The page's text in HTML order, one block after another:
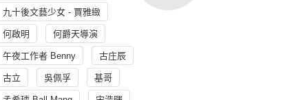
九十後文藝少女 - 賈雅緻
何啟明 何爵天導演
午夜工作者 Benny 古庄辰
古立 吳佩孚 基哥